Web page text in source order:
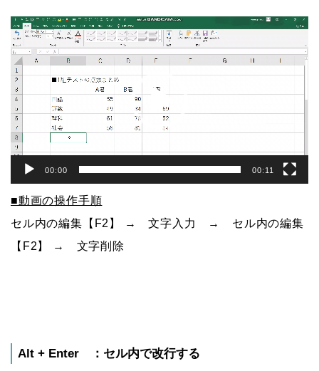
動
画
プ
レ
ー
ヤ
ー
00:00 00:11
■動画の操作手順
セル内の編集【F2】 → 文字入力 → セル内の編集
【F2】 → 文字削除
Alt + Enter ：セル内で改行する